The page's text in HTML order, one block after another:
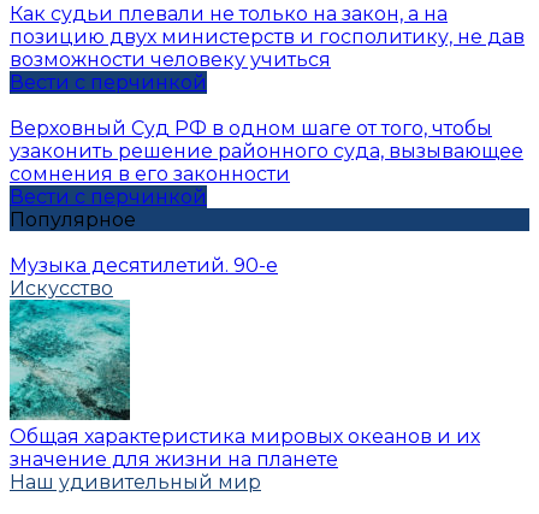
Как судьи плевали не только на закон, а на
позицию двух министерств и госполитику, не дав
возможности человеку учиться
Вести с перчинкой
Верховный Суд РФ в одном шаге от того, чтобы
узаконить решение районного суда, вызывающее
сомнения в его законности
Вести с перчинкой
Популярное
Музыка десятилетий. 90-е
Искусство
Общая характеристика мировых океанов и их
значение для жизни на планете
Наш удивительный мир